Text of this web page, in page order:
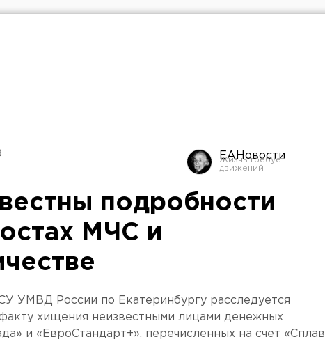
ЕАНовости
подробности
МЧС и
УМВД России по Екатеринбургу расследуется
хищения неизвестными лицами денежных
и «ЕвроСтандарт+», перечисленных на счет «Сплав